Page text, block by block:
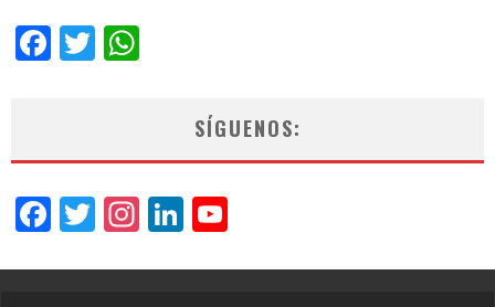
Facebook
Twitter
SÍGUENOS:
Facebook
Twitter
Instagram
LinkedIn